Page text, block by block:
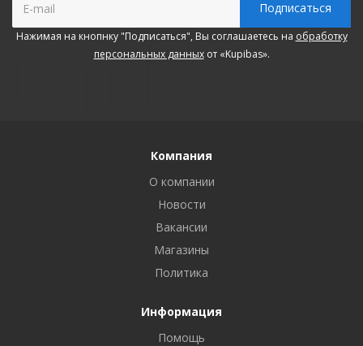
Нажимая на кнопнку "Подписаться", Вы соглашаетесь на обработку
персональных данныхот «Kupibas».
Компания
О компании
Новости
Вакансии
Магазины
Политика
Информация
Помощь